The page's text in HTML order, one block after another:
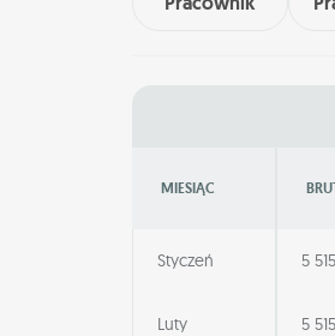
MIESIĄC
Styczeń 5
Luty 5